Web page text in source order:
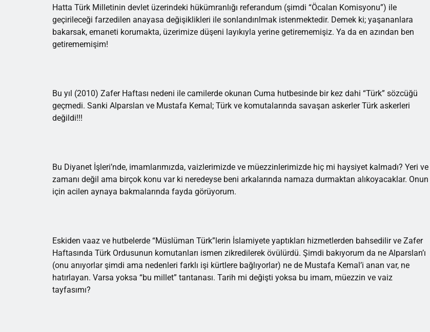
Hatta Türk Milletinin devlet üzerindeki hükümranlığı referandum (şimdi “Öcalan Komisyonu”) ile
geçirileceği farzedilen anayasa değişiklikleri ile sonlandırılmak istenmektedir. Demek ki; yaşananlara
bakarsak, emaneti korumakta, üzerimize düşeni layıkıyla yerine getirememişiz. Ya da en azından ben
getirememişim!
Bu yıl (2010) Zafer Haftası nedeni ile camilerde okunan Cuma hutbesinde bir kez dahi “Türk” sözcüğü
geçmedi. Sanki Alparslan ve Mustafa Kemal; Türk ve komutalarında savaşan askerler Türk askerleri
değildi!!!
Bu Diyanet İşleri’nde, imamlarımızda, vaizlerimizde ve müezzinlerimizde hiç mi haysiyet kalmadı? Yeri ve
zamanı değil ama birçok konu var ki neredeyse beni arkalarında namaza durmaktan alıkoyacaklar. Onun
için acilen aynaya bakmalarında fayda görüyorum.
Eskiden vaaz ve hutbelerde “Müslüman Türk”lerin İslamiyete yaptıkları hizmetlerden bahsedilir ve Zafer
Haftasında Türk Ordusunun komutanları ismen zikredilerek övülürdü. Şimdi bakıyorum da ne Alparslan’ı
(onu anıyorlar şimdi ama nedenleri farklı işi kürtlere bağlıyorlar) ne de Mustafa Kemal’i anan var, ne
hatırlayan. Varsa yoksa “bu millet” tantanası. Tarih mi değişti yoksa bu imam, müezzin ve vaiz
tayfasımı?